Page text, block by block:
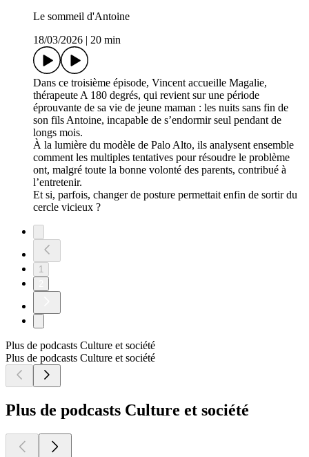
Le sommeil d'Antoine
18/03/2026
20 min
Dans ce troisième épisode, Vincent accueille Magalie,
thérapeute A 180 degrés, qui revient sur une période
éprouvante de sa vie de jeune maman : les nuits sans fin de
son fils Antoine, incapable de s’endormir seul pendant de
longs mois.
À la lumière du modèle de Palo Alto, ils analysent ensemble
comment les multiples tentatives pour résoudre le problème
ont, malgré toute la bonne volonté des parents, contribué à
l’entretenir.
Et si, parfois, changer de posture permettait enfin de sortir du
cercle vicieux ?
1
Plus de podcasts Culture et société
Plus de podcasts Culture et société
Plus de podcasts Culture et société